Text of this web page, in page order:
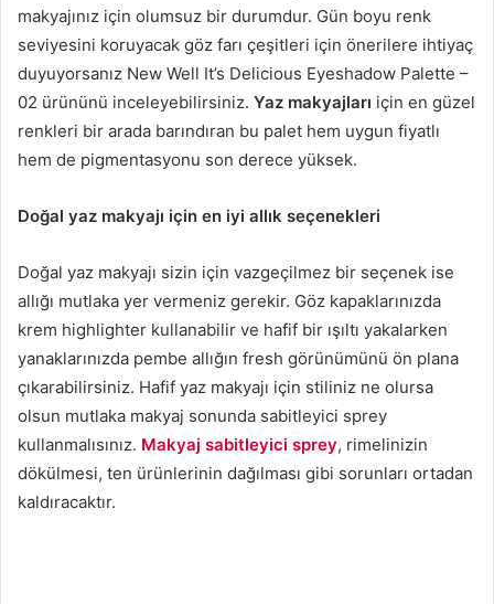
makyajınız için olumsuz bir durumdur. Gün boyu renk
seviyesini koruyacak göz farı çeşitleri için önerilere ihtiyaç
duyuyorsanız New Well It’s Delicious Eyeshadow Palette –
02 ürününü inceleyebilirsiniz. Yaz makyajları için en güzel
renkleri bir arada barındıran bu palet hem uygun fiyatlı
hem de pigmentasyonu son derece yüksek.
Doğal yaz makyajı için en iyi allık seçenekleri
Doğal yaz makyajı sizin için vazgeçilmez bir seçenek ise
allığı mutlaka yer vermeniz gerekir. Göz kapaklarınızda
krem highlighter kullanabilir ve hafif bir ışıltı yakalarken
yanaklarınızda pembe allığın fresh görünümünü ön plana
çıkarabilirsiniz. Hafif yaz makyajı için stiliniz ne olursa
olsun mutlaka makyaj sonunda sabitleyici sprey
kullanmalısınız. Makyaj sabitleyici sprey, rimelinizin
dökülmesi, ten ürünlerinin dağılması gibi sorunları ortadan
kaldıracaktır.